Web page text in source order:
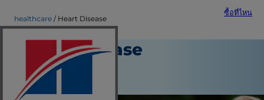
ซื้อที่ไหน
healthcare Heart Disease
Heart Disease
การดูแลสุขภาพ
ทีมงานผู้เขียน